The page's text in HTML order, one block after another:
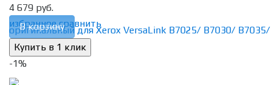
избранное сравнить
4 679 руб.
В корзину
-1%